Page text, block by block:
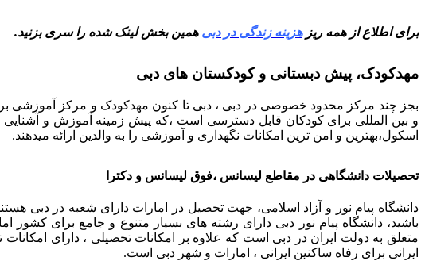
برای اطلاع از همه ریزهزینه زندگی در دبی همین بخش لینک شده را سری بزنید.
مهدکودک، پیش دبستانی و کودکستان های دبی
بجز چند مرکز محدود خصوصی در دبی ، دبی تا کنون مهدکودک و مرکز آموزشی
و بین المللی برای کودکان قابل دسترسی است ،که پیش زمینه آموزش و آشنایی
اسکول،بهترین و امن ترین امکانات نگهداری و آموزشی را به والدین ارائه میدهند.
تحصیلات دانشگاهی در مقاطع لیسانس ،فوق لیسانس و دکترا
دانشگاه پیام نور و آزاد اسلامی، جهت تحصیل در امارات دارای شعبه در دبی
باشید، دانشگاه پیام نور دبی دارای رشته های بسیار متنوع و جامع برای
متعلق به دولت ایران در دبی است که علاوه بر امکانات تحصیلی ، دارای
ایرانی برای رفاه ساکنین ایرانی ، امارات و شهر دبی است.